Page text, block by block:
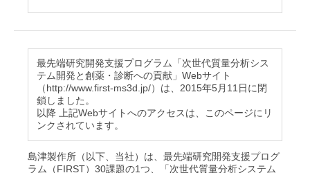
最先端研究開発支援プログラム「次世代質量分析シス
テム開発と創薬・診断への貢献」Webサイト
（http://www.first-ms3d.jp/）は、2015年5月11日に閉
鎖しました。
以降 上記Webサイトへのアクセスは、このページにリ
ンクされています。
島津製作所（以下、当社）は、最先端研究開発支援プログ
ラム（FIRST）30課題の1つ、「次世代質量分析システム